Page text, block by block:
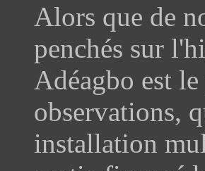
Alors que de
penchés sur
Adéagbo est
observations,
installation